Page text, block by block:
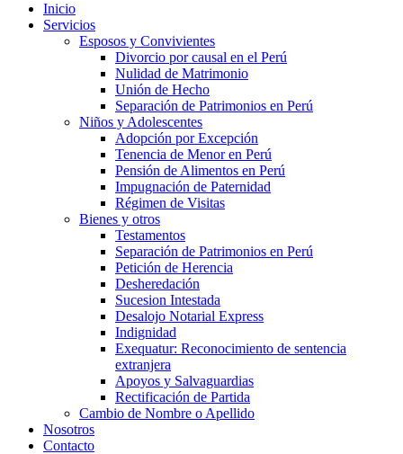
Inicio
Servicios
Esposos y Convivientes
Divorcio por causal en el Perú
Nulidad de Matrimonio
Unión de Hecho
Separación de Patrimonios en Perú
Niños y Adolescentes
Adopción por Excepción
Tenencia de Menor en Perú
Pensión de Alimentos en Perú
Impugnación de Paternidad
Régimen de Visitas
Bienes y otros
Testamentos
Separación de Patrimonios en Perú
Petición de Herencia
Desheredación
Sucesion Intestada
Desalojo Notarial Express
Indignidad
Exequatur: Reconocimiento de sentencia
extranjera
Apoyos y Salvaguardias
Rectificación de Partida
Cambio de Nombre o Apellido
Nosotros
Contacto